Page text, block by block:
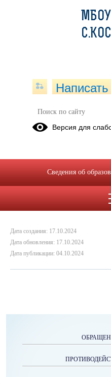
Cистема
к защите и по
Дата создания: 17.10.2024
Дата обновления: 17.10.2024
Дата публикации: 04.10.2024
Версия для
Сведения об